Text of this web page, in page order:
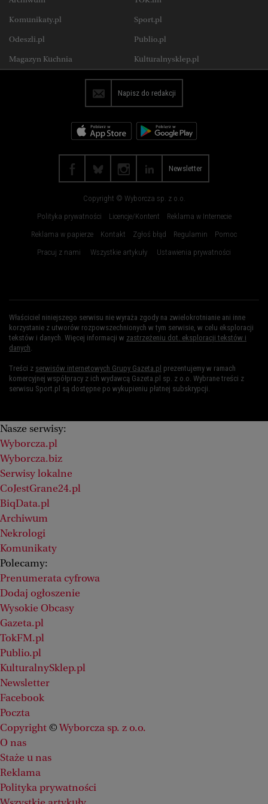
Katowice Kielce
Koszalin Kraków
Lublin Łódź
Olsztyn Opole
Poznań
Sosnowiec
Toruń
Wrocław
Zielona Góra
Komunikaty.pl
Odeszli.pl
Magazyn Kuchnia
Sport.pl
Publio.pl
Kulturalnysklep.pl
Napisz do redakcji
Newsletter
Copyright © Wyborcza sp. z o.o.
Polityka prywatności
Licencje/Kontent
Reklama w Internecie
Reklama w papierze
Kontakt Zgłoś błąd Regulamin
Pomoc
Pracuj z nami
Wszystkie artykuły Ustawienia prywatności
Właściciel niniejszego serwisu nie wyraża zgody na zwielokrotnianie ani inne
korzystanie z utworów rozpowszechnionych w tym serwisie, w celu eksploracji
tekstów i danych. Więcej informacji w zastrzeżeniu dot. eksploracji tekstów i
danych.
Treści z serwisów internetowych Grupy Gazeta.pl prezentujemy w ramach
komercyjnej współpracy z ich wydawcą Gazeta.pl sp. z o.o. Wybrane treści z
serwisu Sport.pl są dostępne po wykupieniu płatnej subskrypcji.
Nasze serwisy:
Wyborcza.pl
Wyborcza.biz
Serwisy lokalne
CoJestGrane24.pl
BiqData.pl
Archiwum
Nekrologi
Komunikaty
Polecamy:
Prenumerata cyfrowa
Dodaj ogłoszenie
Wysokie Obcasy
Gazeta.pl
TokFM.pl
Publio.pl
KulturalnySklep.pl
Newsletter
Facebook
Poczta
Copyright © Wyborcza sp. z o.o.
O nas
Staże u nas
Reklama
Polityka prywatności